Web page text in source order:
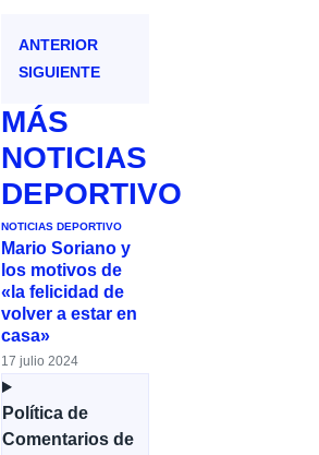
ANTERIOR
SIGUIENTE
MÁS
NOTICIAS
DEPORTIVO
NOTICIAS DEPORTIVO
Mario Soriano y
los motivos de
«la felicidad de
volver a estar en
casa»
17 julio 2024
Política de
Comentarios de